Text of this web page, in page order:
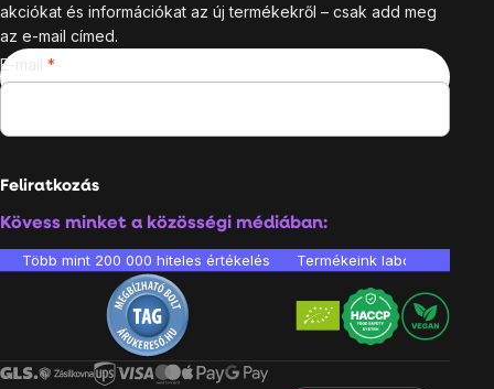
akciókat és információkat az új termékekről – csak add meg
az e-mail címed.
E-mail
Feliratkozás
Kövess minket a közösségi médiában:
Több mint 200 000 hiteles értékelés Termékeink